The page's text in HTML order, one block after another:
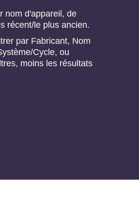
nom d'appareil, de
récent/le plus ancien.
par Fabricant, Nom
Cycle, ou
moins les résultats